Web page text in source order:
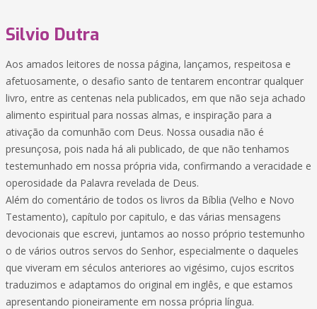
Silvio Dutra
Aos amados leitores de nossa página, lançamos, respeitosa e
afetuosamente, o desafio santo de tentarem encontrar qualquer
livro, entre as centenas nela publicados, em que não seja achado
alimento espiritual para nossas almas, e inspiração para a
ativação da comunhão com Deus. Nossa ousadia não é
presunçosa, pois nada há ali publicado, de que não tenhamos
testemunhado em nossa própria vida, confirmando a veracidade e
operosidade da Palavra revelada de Deus.
Além do comentário de todos os livros da Bíblia (Velho e Novo
Testamento), capítulo por capitulo, e das várias mensagens
devocionais que escrevi, juntamos ao nosso próprio testemunho
o de vários outros servos do Senhor, especialmente o daqueles
que viveram em séculos anteriores ao vigésimo, cujos escritos
traduzimos e adaptamos do original em inglês, e que estamos
apresentando pioneiramente em nossa própria língua.